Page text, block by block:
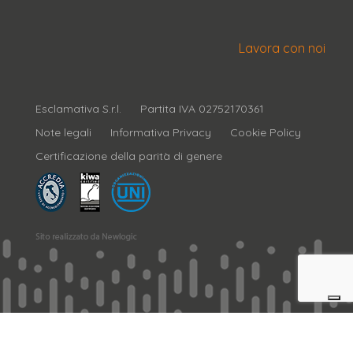
Lavora con noi
Esclamativa S.r.l.
Partita IVA 02752170361
Note legali
Informativa Privacy
Cookie Policy
Certificazione della parità di genere